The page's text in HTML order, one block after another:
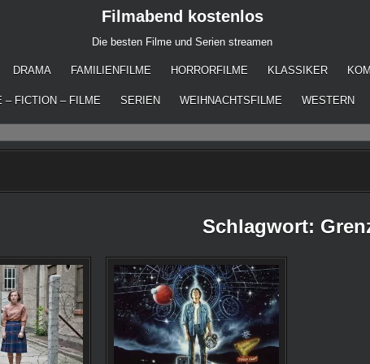
Filmabend kostenlos
Die besten Filme und Serien streamen
DRAMA FAMILIENFILME HORRORFILME KLASSIKER
– FICTION – FILME SERIEN WEIHNACHTSFILME WESTERN
Schlagwort: